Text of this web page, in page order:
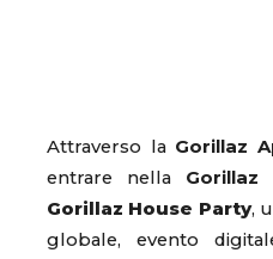
Attraverso laGorillaz
entrare nella Gorillaz
Gorillaz House Party,
globale, evento